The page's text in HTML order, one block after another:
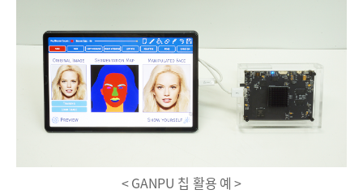
< GANPU 칩 활용 예 >